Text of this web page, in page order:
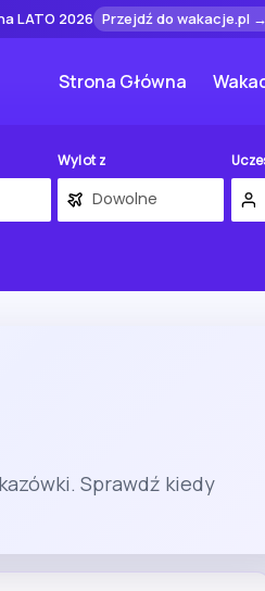
LATO 2026 Przejdź do wakacje.pl
Strona Główna
Wylot z
Sprawdź kiedy